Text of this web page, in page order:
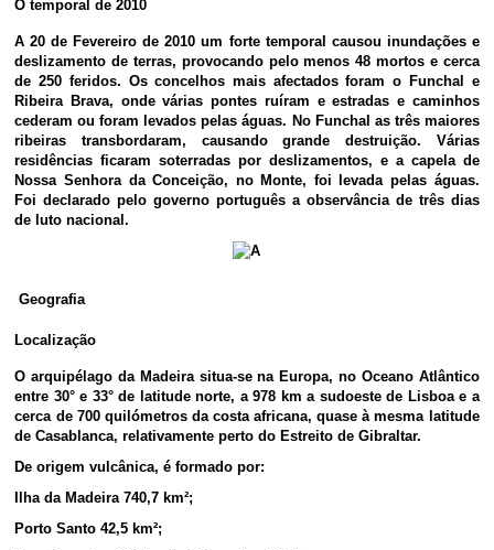
O temporal de 2010
A 20 de Fevereiro de 2010 um forte temporal causou inundações e
deslizamento de terras, provocando pelo menos 48 mortos e cerca
de 250 feridos. Os concelhos mais afectados foram o Funchal e
Ribeira Brava, onde várias pontes ruíram e estradas e caminhos
cederam ou foram levados pelas águas. No Funchal as três maiores
ribeiras transbordaram, causando grande destruição. Várias
residências ficaram soterradas por deslizamentos, e a capela de
Nossa Senhora da Conceição, no Monte, foi levada pelas águas.
Foi declarado pelo governo português a observância de três dias
de luto nacional.
Geografia
Localização
O arquipélago da Madeira situa-se na Europa, no Oceano Atlântico
entre 30° e 33° de latitude norte, a 978 km a sudoeste de Lisboa e a
cerca de 700 quilómetros da costa africana, quase à mesma latitude
de Casablanca, relativamente perto do Estreito de Gibraltar.
De origem vulcânica, é formado por:
Ilha da Madeira 740,7 km²;
Porto Santo 42,5 km²;